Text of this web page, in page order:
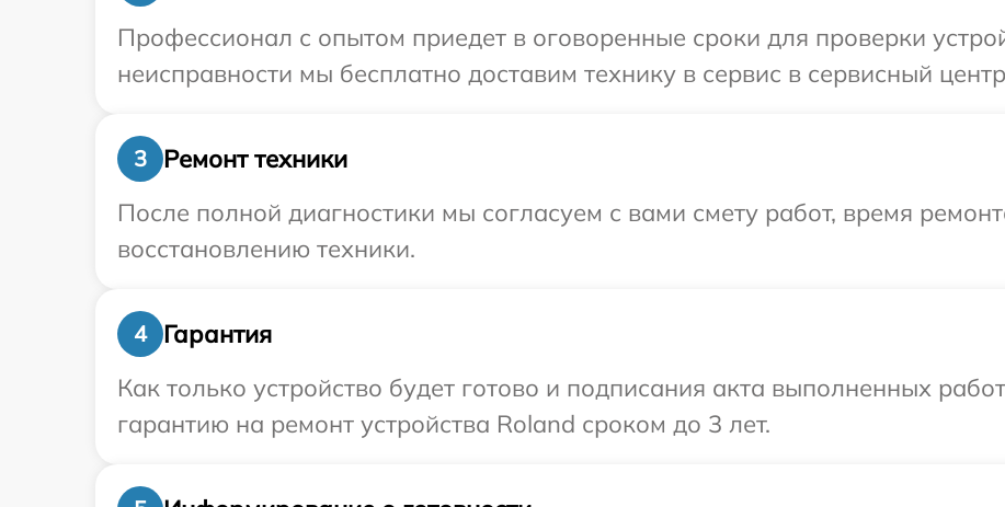
Профессионал с опытом приедет в оговоренные сроки для проверки
неисправности мы бесплатно доставим технику в сервис в сервисный
3
Ремонт техники
После полной диагностики мы согласуем с вами смету работ, время
восстановлению техники.
4
Гарантия
Как только устройство будет готово и подписания акта выполненных
гарантию на ремонт устройства Roland сроком до 3 лет.